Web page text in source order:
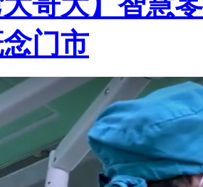
门市